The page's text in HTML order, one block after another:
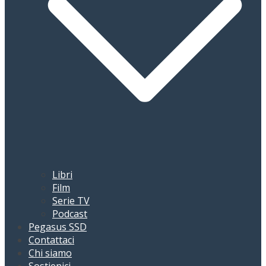
Libri
Film
Serie TV
Podcast
Pegasus SSD
Contattaci
Chi siamo